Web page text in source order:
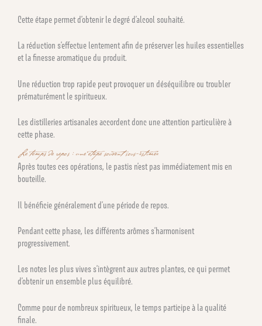
Cette étape permet d’obtenir le degré d’alcool souhaité.
La réduction s’effectue lentement afin de préserver les huiles essentielles
et la finesse aromatique du produit.
Une réduction trop rapide peut provoquer un déséquilibre ou troubler
prématurément le spiritueux.
Les distilleries artisanales accordent donc une attention particulière à
cette phase.
Le temps de repos : une étape souvent sous-estimée
Après toutes ces opérations, le pastis n’est pas immédiatement mis en
bouteille.
Il bénéficie généralement d’une période de repos.
Pendant cette phase, les différents arômes s’harmonisent
progressivement.
Les notes les plus vives s’intègrent aux autres plantes, ce qui permet
d’obtenir un ensemble plus équilibré.
Comme pour de nombreux spiritueux, le temps participe à la qualité
finale.